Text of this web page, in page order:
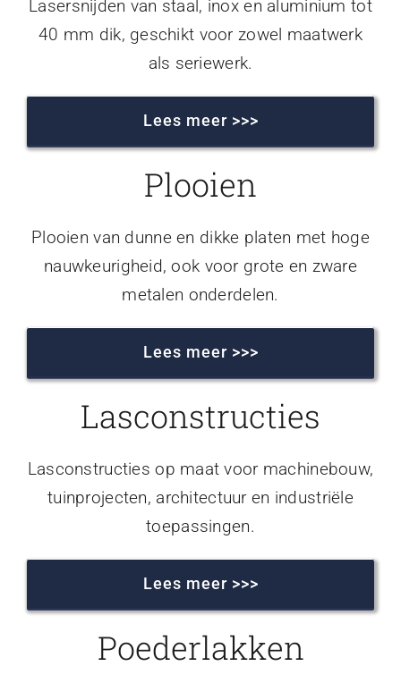
Lasersnijden van staal, inox en aluminium tot
40 mm dik, geschikt voor zowel maatwerk
als seriewerk.
Lees meer >>>
Plooien
Plooien van dunne en dikke platen met hoge
nauwkeurigheid, ook voor grote en zware
metalen onderdelen.
Lees meer >>>
Lasconstructies
Lasconstructies op maat voor machinebouw,
tuinprojecten, architectuur en industriële
toepassingen.
Lees meer >>>
Poederlakken